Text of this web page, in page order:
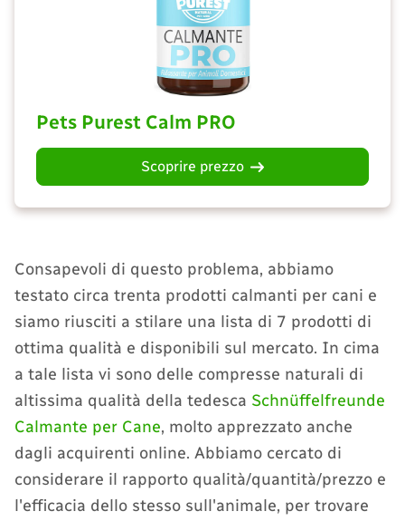
Pets Purest Calm PRO
Scoprire prezzo
Consapevoli di questo problema, abbiamo
testato circa trenta prodotti calmanti per cani e
siamo riusciti a stilare una lista di 7 prodotti di
ottima qualità e disponibili sul mercato. In cima
a tale lista vi sono delle compresse naturali di
altissima qualità della tedesca Schnüffelfreunde
Calmante per Cane, molto apprezzato anche
dagli acquirenti online. Abbiamo cercato di
considerare il rapporto qualità/quantità/prezzo e
l'efficacia dello stesso sull'animale, per trovare